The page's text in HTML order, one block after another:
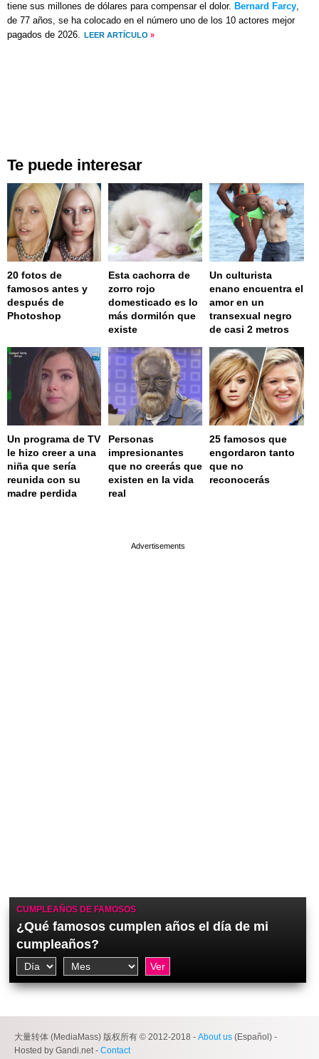
tiene sus millones de dólares para compensar el dolor. Bernard Farcy
de 77 años, se ha colocado en el número uno de los 10 actores mejor
pagados de 2026.
LEER ARTÍCULO »
Te puede interesar
20 fotos de
famosos antes y
después de
Photoshop
Esta cachorra de
zorro rojo
domesticado es lo
más dormilón que
existe
Un culturista
enano encuentra el
amor en un
transexual negro
de casi 2 metros
Un programa de TV
le hizo creer a una
niña que sería
reunida con su
madre perdida
Personas
impresionantes
que no creerás que
existen en la vida
real
25 famosos que
engordaron tanto
que no
reconocerás
CUMPLEAÑOS DE FAMOSOS
¿Qué famosos cumplen años el día de mi
cumpleaños?
大量转体 (MediaMass) 版权所有 © 2012-2018 - About us (Español) -
Hosted by Gandi.net - Contact